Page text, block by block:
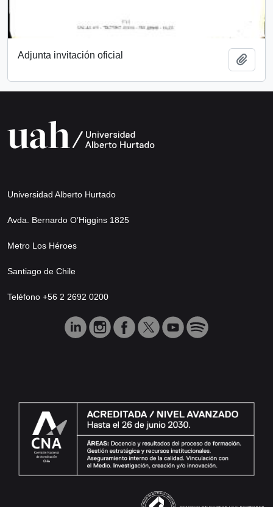
Adjunta invitación oficial
Universidad Alberto Hurtado
Avda. Bernardo O’Higgins 1825
Metro Los Héroes
Santiago de Chile
Teléfono +56 2 2692 0200